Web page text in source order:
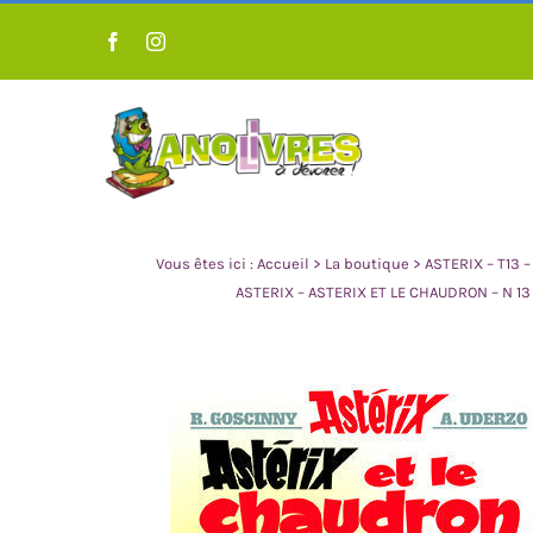
contenu
LIVRES POUR ENFANT 0 À 3
ANS
LIVRES POUR
Vous êtes ici : Accueil > La boutique > ASTERIX – T13 –
ASTERIX – ASTERIX ET LE CHAUDRON – N 13